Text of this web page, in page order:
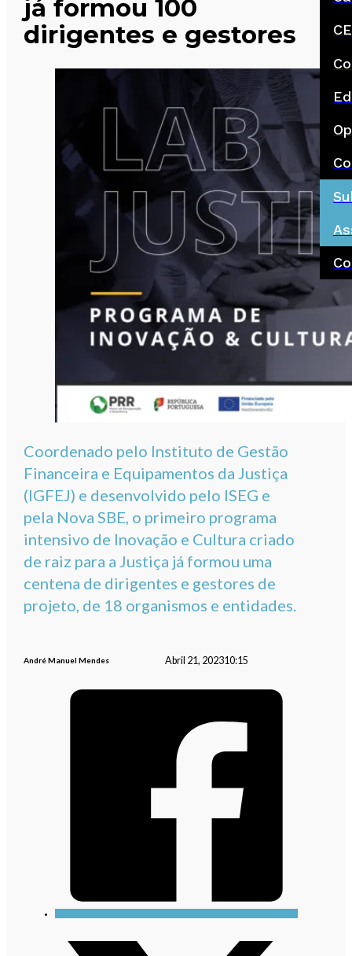
já formou 100
dirigentes e gestores
Coordenado pelo Instituto de Gestão
Financeira e Equipamentos da Justiça
(IGFEJ) e desenvolvido pelo ISEG e
pela Nova SBE, o primeiro programa
intensivo de Inovação e Cultura criado
de raiz para a Justiça já formou uma
centena de dirigentes e gestores de
projeto, de 18 organismos e entidades.
André Manuel Mendes Abril 21, 202310:15